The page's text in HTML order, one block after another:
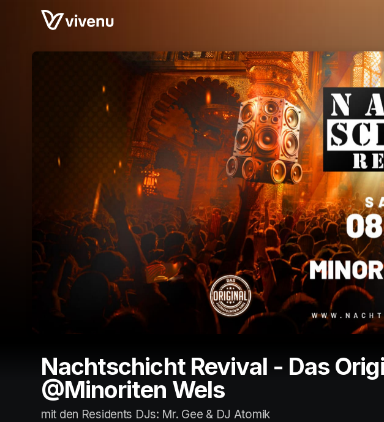
Skip header
Nachtschicht Revival - Das
@Minoriten Wels
mit den Residents DJs: Mr. Gee & DJ Atomik